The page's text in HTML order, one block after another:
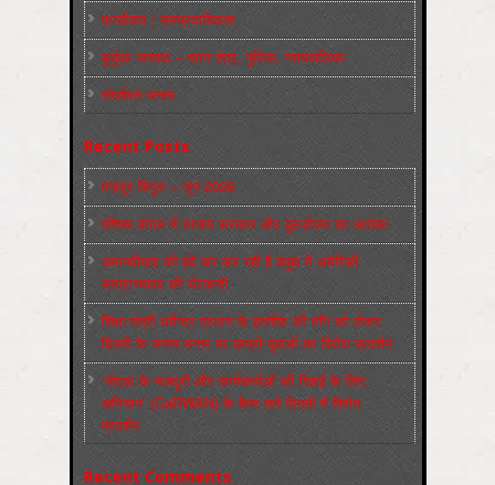
फ़ासीवाद / साम्‍प्रदायिकता
बुर्जुआ जनवाद – दमन तंत्र, पुलिस, न्‍यायपालिका
संघर्षरत जनता
Recent Posts
मज़दूर बिगुल – जून 2026
पश्चिम बंगाल में भाजपा सरकार और बुलडोज़र का आतंक!
अमानवीयता की हदें पार कर रही है क्यूबा में अमेरिकी
साम्राज्यवाद की घेराबन्दी
शिक्षा मंत्री धर्मेन्द्र प्रधान के इस्तीफ़े की माँग को लेकर
दिल्ली के जन्तर-मन्तर पर छात्रों-युवाओं का विरोध प्रदर्शन
‘नोएडा के मज़दूरों और कार्यकर्ताओं की रिहाई के लिए
अभियान’ (CaRWAN) के बैनर तले दिल्ली में विरोध
प्रदर्शन
Recent Comments